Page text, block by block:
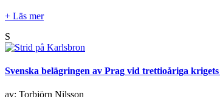
+ Läs mer
S
Svenska belägringen av Prag vid trettioåriga krigets
av: Torbjörn Nilsson